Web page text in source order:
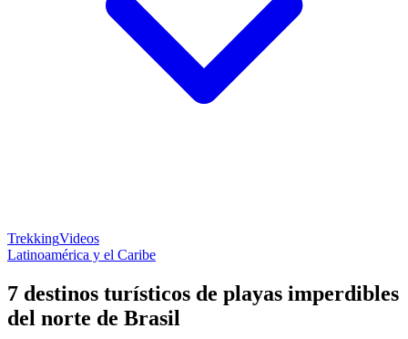
TrekkingVideos
Latinoamérica y el Caribe
7 destinos turísticos de playas imperdibles
del norte de Brasil